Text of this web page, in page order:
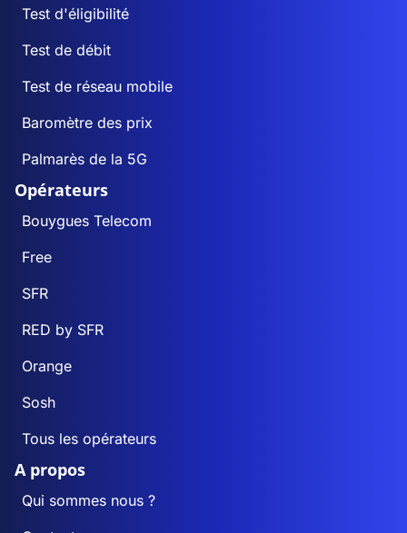
Test d'éligibilité
Test de débit
Test de réseau mobile
Baromètre des prix
Palmarès de la 5G
Opérateurs
Bouygues Telecom
Free
SFR
RED by SFR
Orange
Sosh
Tous les opérateurs
A propos
Qui sommes nous ?